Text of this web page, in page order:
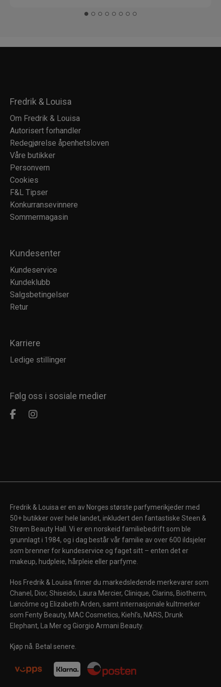
Fredrik & Louisa
Om Fredrik & Louisa
Autorisert forhandler
Redegjørelse åpenhetsloven
Våre butikker
Personvern
Cookies
F&L Tipser
Konkurransevinnere
Sommermagasin
Kundesenter
Kundeservice
Kundeklubb
Salgsbetingelser
Retur
Karriere
Ledige stillinger
Følg oss i sosiale medier
Fredrik & Louisa er en av Norges største parfymerikjeder med
50+ butikker over hele landet, inkludert den fantastiske Steen &
Strøm Beauty Hall. Vi er en norskeid familiebedrift som ble
grunnlagt i 1984, og i dag består vår familie av over 600 ildsjeler
som brenner for kundeservice og faget sitt – enten det er
makeup, hudpleie, hårpleie eller parfyme.
Hos Fredrik & Louisa finner du markedsledende merkevarer som
Chanel, Dior, Shiseido, Laura Mercier, Clinique, Clarins, Biotherm,
Lancôme og Elizabeth Arden, samt internasjonale kultmerker
som Fenty Beauty, MAC Cosmetics, Kiehl's, NARS, Drunk
Elephant, La Mer og Giorgio Armani Beauty.
Kjøp nå. Betal senere.